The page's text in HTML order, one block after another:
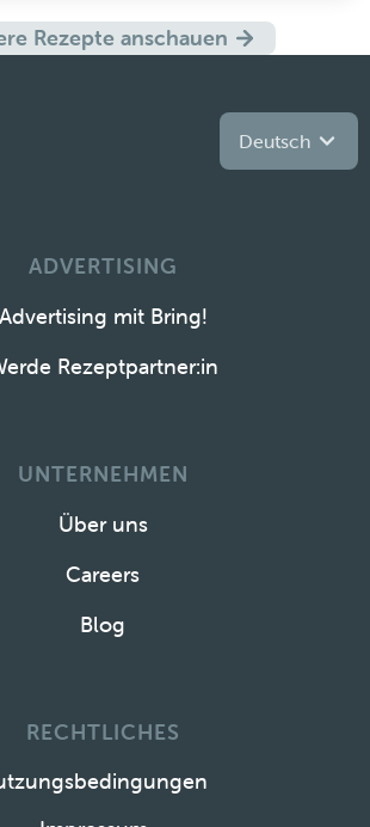
Rezepte anschauen
Deutsch
ADVERTISING
Advertising mit Bring!
Rezeptpartner:in
UNTERNEHMEN
Über uns
Careers
Blog
RECHTLICHES